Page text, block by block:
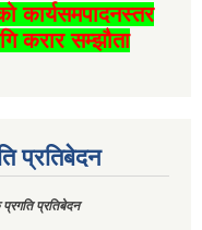
कार्यसमपादनस्तर
करार सम्झौता
प्रतिबेदन
प्रतिबेदन